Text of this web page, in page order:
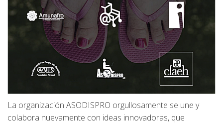
La organización ASODISPRO orgullosamente se une y
colabora nuevamente con ideas innovadoras, que